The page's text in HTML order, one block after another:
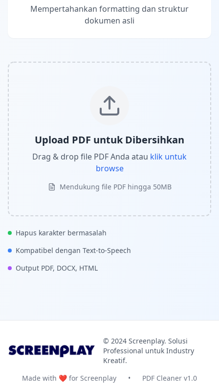
Mempertahankan formatting dan struktur
dokumen asli
Upload PDF untuk Dibersihkan
Drag & drop file PDF Anda atau klik untuk
browse
Mendukung file PDF hingga 50MB
Hapus karakter bermasalah
Kompatibel dengan Text-to-Speech
Output PDF, DOCX, HTML
© 2024 Screenplay. Solusi
Professional untuk Industry
Kreatif.
Made with ❤️ for Screenplay
• PDF Cleaner v1.0